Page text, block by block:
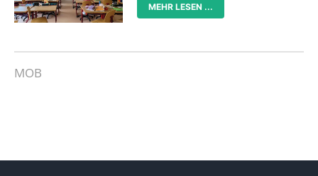
MEHR LESEN ...
MOB